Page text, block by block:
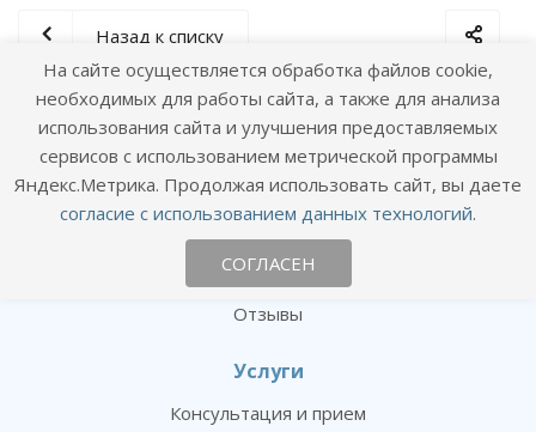
Назад к списку
О клинике
Сотрудники
Вакансии
Новости
Отзывы
Услуги
Консультация и прием
На сайте осуществляется обработка файлов cookie,
необходимых для работы сайта, а также для анализа
использования сайта и улучшения предоставляемых
сервисов с использованием метрической программы
Яндекс.Метрика. Продолжая использовать сайт, вы даете
согласие с использованием данных технологий.
СОГЛАСЕН